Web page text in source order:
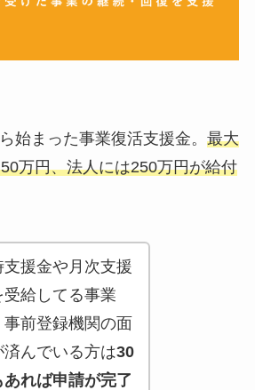
始まった事業復活支援金。 最大
万円、法人には250万円が給付
支援金や月次支援
受給してる事業
事前登録機関の面
済んでいる方は30
あれば申請が完了